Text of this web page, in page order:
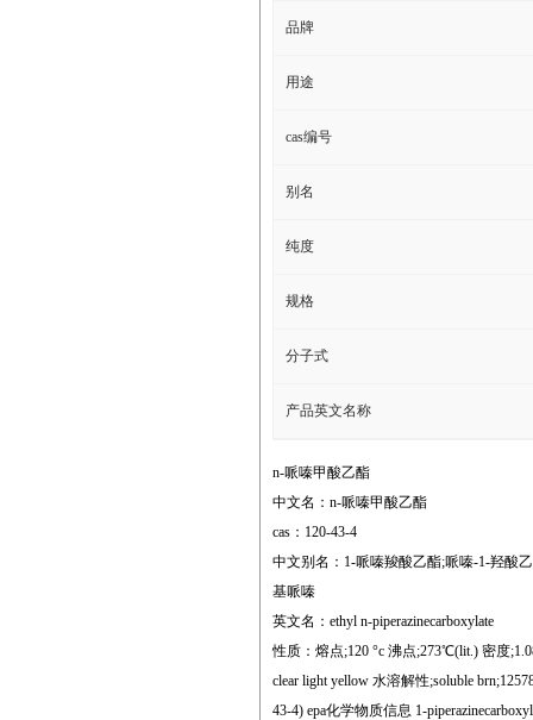
品牌
用途
cas编号
别名
纯度
规格
分子式
产品英文名称
n-哌嗪甲酸乙酯
中文名：n-哌嗪甲酸乙酯
cas：120-43-4
中文别名：1-哌嗪羧酸乙酯;哌嗪-1-羟酸
基哌嗪
英文名：ethyl n-piperazinecarboxylate
性质：熔点;120 °c 沸点;273℃(lit.) 密度
clear light yellow 水溶解性;soluble
43-4) epa化学物质信息 1-